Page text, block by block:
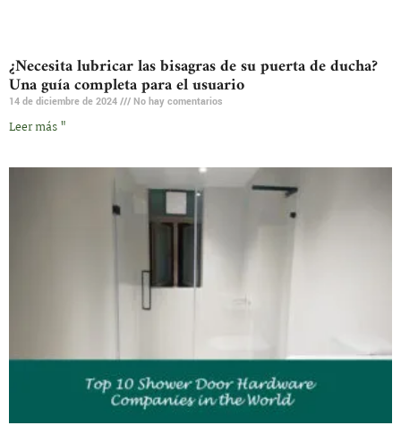
¿Necesita lubricar las bisagras de su puerta de ducha?
Una guía completa para el usuario
14 de diciembre de 2024 No hay comentarios
Leer más "